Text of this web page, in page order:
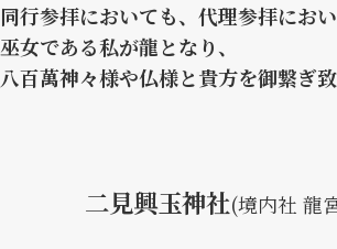
同行参拝においても、代理参拝におい
巫女である私が龍となり、
八百萬神々様や仏様と貴方を御繋ぎ致
二見興玉神社(境内社 龍